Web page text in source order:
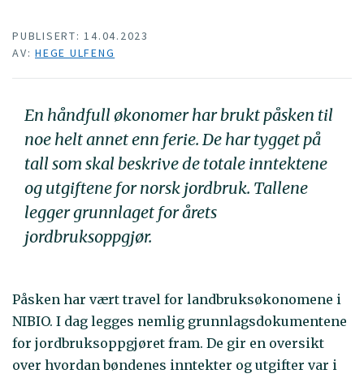
PUBLISERT: 14.04.2023
AV: HEGE ULFENG
En håndfull økonomer har brukt påsken til
noe helt annet enn ferie. De har tygget på
tall som skal beskrive de totale inntektene
og utgiftene for norsk jordbruk. Tallene
legger grunnlaget for årets
jordbruksoppgjør.
Påsken har vært travel for landbruksøkonomene i
NIBIO. I dag legges nemlig grunnlagsdokumentene
for jordbruksoppgjøret fram. De gir en oversikt
over hvordan bøndenes inntekter og utgifter var i